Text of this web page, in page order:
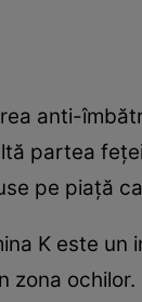
anti-
partea
pe piaţă
K este un
zona